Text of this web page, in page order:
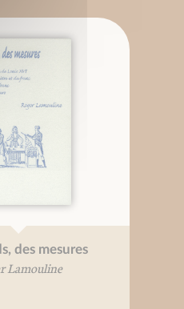
des mesures
Lamouline